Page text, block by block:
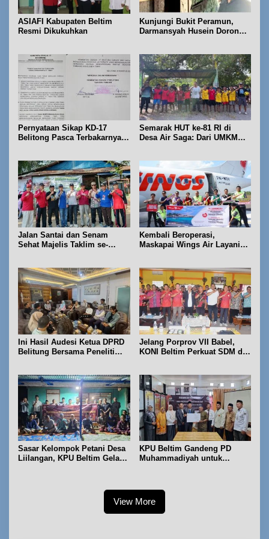
ASIAFI Kabupaten Beltim
Resmi Dikukuhkan
Kunjungi Bukit Peramun,
Darmansyah Husein Dorong
Pernyataan Sikap KD-17
Belitong Pasca Terbakarnya
Semarak HUT ke-81 RI di
Desa Air Saga: Dari UMKM
Jalan Santai dan Senam
Sehat Majelis Taklim se-
Kembali Beroperasi,
Maskapai Wings Air Layani
Ini Hasil Audesi Ketua DPRD
Belitung Bersama Peneliti
Jelang Porprov VII Babel,
KONI Beltim Perkuat SDM di
Sasar Kelompok Petani Desa
Liilangan, KPU Beltim Gelar
KPU Beltim Gandeng PD
Muhammadiyah untuk
View More